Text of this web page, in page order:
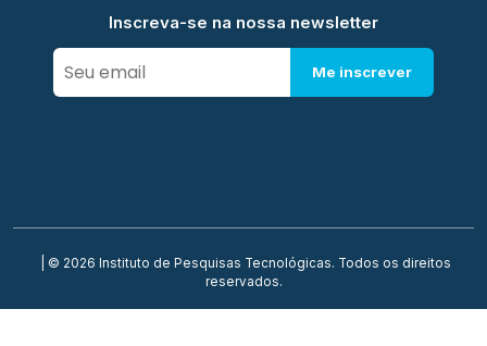
Inscreva-se na nossa newsletter
Me inscrever
| © 2026 Instituto de Pesquisas Tecnológicas. Todos os direitos
reservados.